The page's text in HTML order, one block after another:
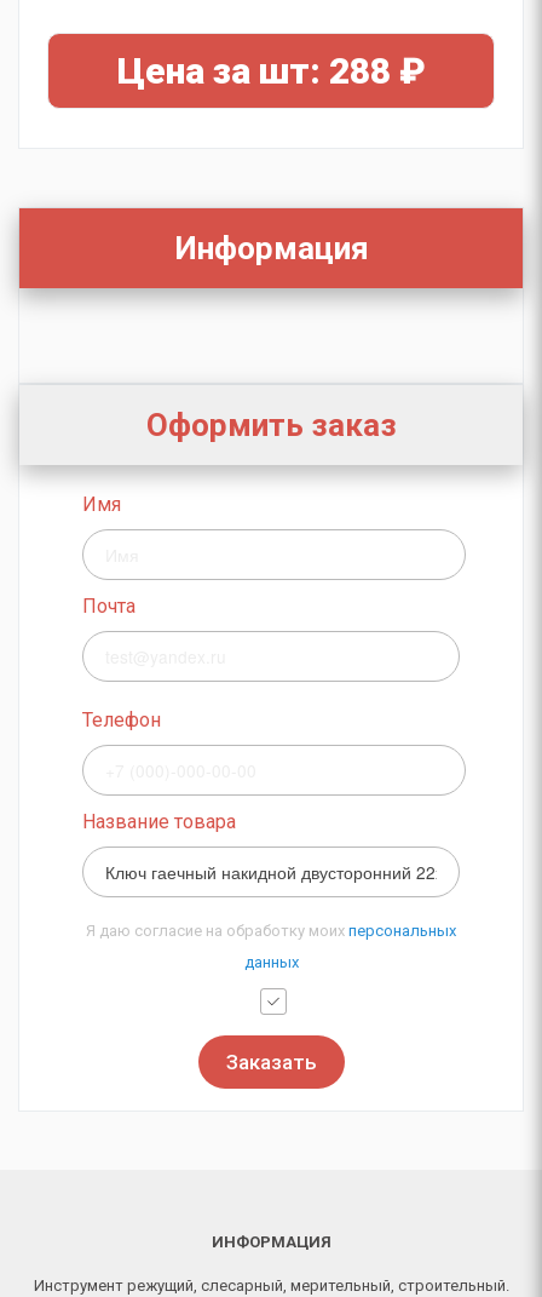
Цена за шт: 288 ₽
Информация
Оформить заказ
Имя
Почта
Телефон
Название товара
Я даю согласие на обработку моих персональных
данных
Заказать
ИНФОРМАЦИЯ
Инструмент режущий, слесарный, мерительный, строительный.